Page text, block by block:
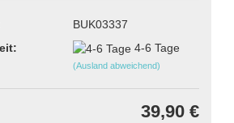
BUK03337
4-6 Tage
(Ausland abweichend)
39,90 €